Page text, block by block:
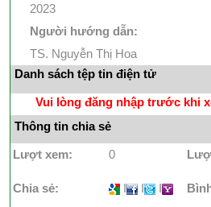
2023
Người hướng dẫn:
TS. Nguyễn Thị Hoa
Danh sách tệp tin điện tử
Vui lòng đăng nhập trước khi
Thông tin chia sẻ
Lượt xem: 0
Chia sẻ: I I I